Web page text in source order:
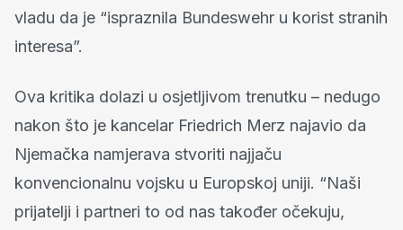
vladu da je “ispraznila Bundeswehr u korist stranih
interesa”.
Ova kritika dolazi u osjetljivom trenutku – nedugo
nakon što je kancelar Friedrich Merz najavio da
Njemačka namjerava stvoriti najjaču
konvencionalnu vojsku u Europskoj uniji. “Naši
prijatelji i partneri to od nas također očekuju,